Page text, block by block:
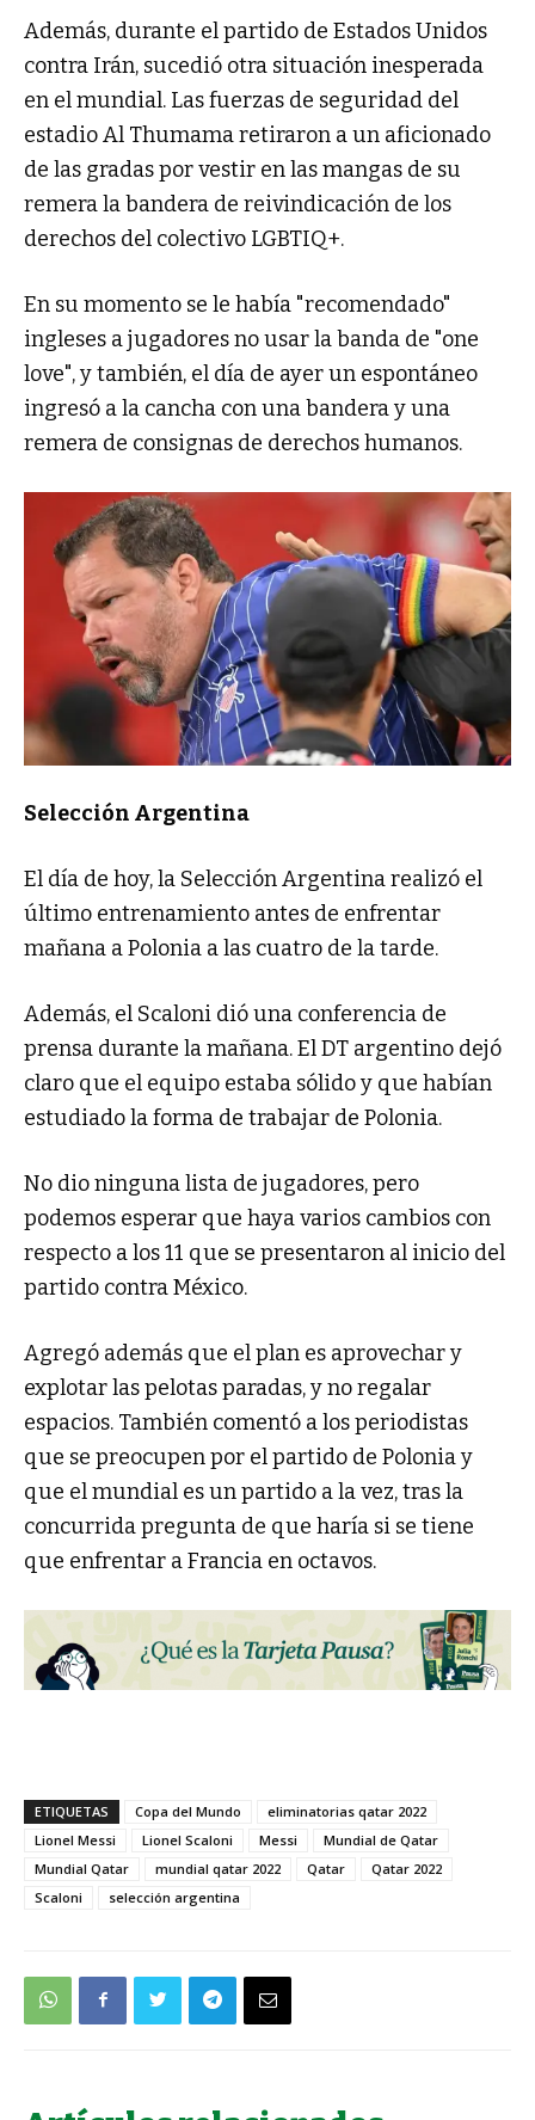
Además, durante el partido de Estados Unidos
contra Irán, sucedió otra situación inesperada
en el mundial. Las fuerzas de seguridad del
estadio Al Thumama retiraron a un aficionado
de las gradas por vestir en las mangas de su
remera la bandera de reivindicación de los
derechos del colectivo LGBTIQ+.
En su momento se le había "recomendado"
ingleses a jugadores no usar la banda de "one
love", y también, el día de ayer un espontáneo
ingresó a la cancha con una bandera y una
remera de consignas de derechos humanos.
Selección Argentina
El día de hoy, la Selección Argentina realizó el
último entrenamiento antes de enfrentar
mañana a Polonia a las cuatro de la tarde.
Además, el Scaloni dió una conferencia de
prensa durante la mañana. El DT argentino dejó
claro que el equipo estaba sólido y que habían
estudiado la forma de trabajar de Polonia.
No dio ninguna lista de jugadores, pero
podemos esperar que haya varios cambios con
respecto a los 11 que se presentaron al inicio del
partido contra México.
Agregó además que el plan es aprovechar y
explotar las pelotas paradas, y no regalar
espacios. También comentó a los periodistas
que se preocupen por el partido de Polonia y
que el mundial es un partido a la vez, tras la
concurrida pregunta de que haría si se tiene
que enfrentar a Francia en octavos.
ETIQUETAS Copa del Mundo
eliminatorias qatar 2022
Lionel Messi
Lionel Scaloni Messi
Mundial de Qatar
Mundial Qatar
mundial qatar 2022 Qatar
Qatar 2022
Scaloni
selección argentina